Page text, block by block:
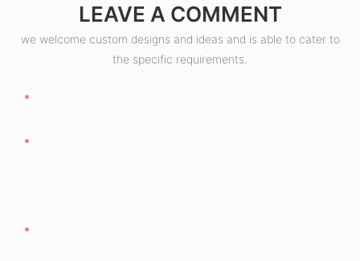
LEAVE A COMMENT
we welcome custom designs and ideas and is able to cater to
the specific requirements.